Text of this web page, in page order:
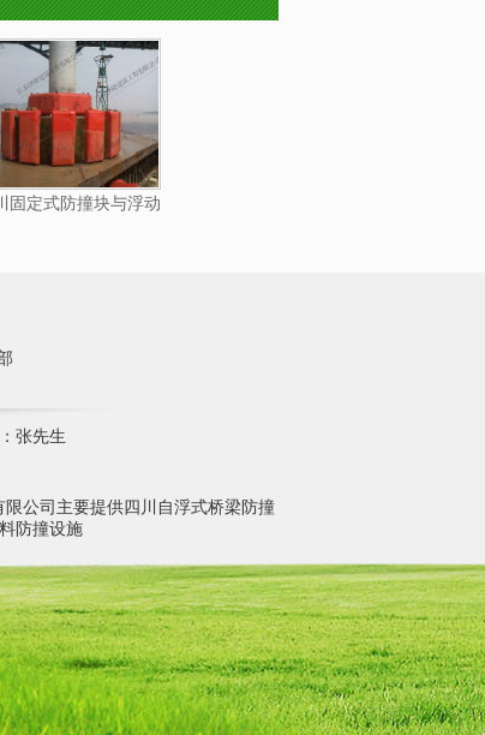
固定式防撞块与浮动
张先生
公司主要提供四川自浮式桥梁防撞
防撞设施